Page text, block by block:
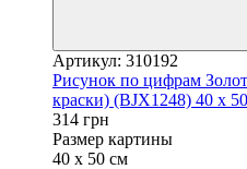
Артикул: 310192
Рисунок по цифрам
краски) (BJX1248) 40 х
314 грн
Размер картины
40 х 50 см